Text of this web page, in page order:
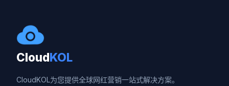
CloudKOL
CloudKOL为您提供全球网红营销一站式解决方案。